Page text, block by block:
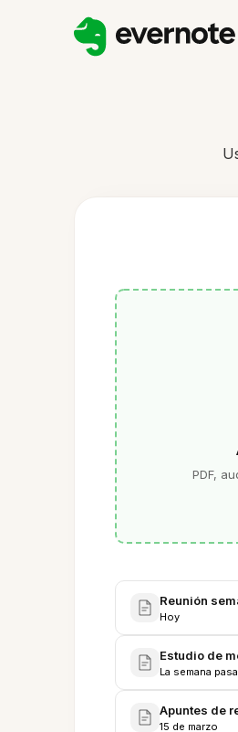
PDF,
Reunión
Hoy
Estudio de
La semana
Apuntes de
15 de marzo